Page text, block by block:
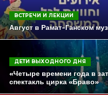
ВСТРЕЧИ И ЛЕКЦИИ
Август в Рамат-Ганском
ДЕТИ ВЫХОДНОГО ДНЯ
«Четыре времени года в
спектакль цирка «Браво»